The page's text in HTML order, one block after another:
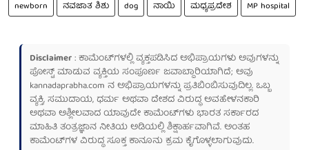
newborn ನವಜಾತ ಶಿಶು dog ನಾಯಿ ಮಧ್ಯಪ್ರದೇಶ MP hospital
Disclaimer: ಕಾಮೆಂಟ್‌ಗಳಲ್ಲಿ ವ್ಯಕ್ತಪಡಿಸಿದ ಅಭಿಪ್ರಾಯಗಳು ಅವುಗಳನ್ನು
ಪೋಸ್ಟ್ ಮಾಡುವ ವ್ಯಕ್ತಿಯ ಸಂಪೂರ್ಣ ಜವಾಬ್ದಾರಿಯಾಗಿದೆ; ಅವು
kannadaprabha.com ನ ಅಭಿಪ್ರಾಯಗಳನ್ನು ಪ್ರತಿಬಿಂಬಿಸುವುದಿಲ್ಲ. ಒಬ್ಬ
ವ್ಯಕ್ತಿ, ಸಮುದಾಯ, ಧರ್ಮ ಅಥವಾ ದೇಶದ ವಿರುದ್ಧ ಅವಹೇಳನಕಾರಿ
ಅಥವಾ ಅಶ್ಲೀಲವಾದ ಯಾವುದೇ ಕಾಮೆಂಟ್‌ಗಳು ಭಾರತ ಸರ್ಕಾರದ
ಮಾಹಿತಿ ತಂತ್ರಜ್ಞಾನ ನೀತಿಯ ಅಡಿಯಲ್ಲಿ ಶಿಕ್ಷಾರ್ಹವಾಗಿವೆ. ಅಂತಹ
ಕಾಮೆಂಟ್‌ಗಳ ವಿರುದ್ಧ ಸೂಕ್ತ ಕಾನೂನು ಕ್ರಮ ಕೈಗೊಳ್ಳಲಾಗುವುದು.